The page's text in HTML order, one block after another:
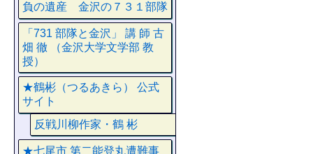
負の遺産 金沢の７３１部隊
「731 部隊と金沢」 講 師 古
畑 徹 （金沢大学文学部 教
授）
★鶴彬（つるあきら） 公式
サイト
反戦川柳作家・鶴 彬
★七尾市 第二能登丸遭難事